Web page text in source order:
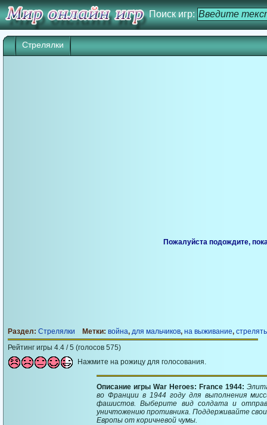
Поиск игр:
Стрелялки
Игра начнется через 25 сек. Кликните
Раздел: Стрелялки Метки: война, для мальчиков, на выживание, стрелять
Рейтинг игры 4.4 / 5 (голосов 575)
Нажмите на рожицу для голосования.
Описание игры War Heroes: France 1944:
во Франции в 1944 году для выполнения
фашистов. Выберите вид солдата и
уничтожению противника. Поддерживайте
Европы от коричневой чумы.